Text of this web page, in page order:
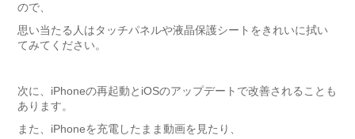
ので、
思い当たる人はタッチパネルや液晶保護シートをきれいに拭い
てみてください。
次に、iPhoneの再起動とiOSのアップデートで改善されることも
あります。
また、iPhoneを充電したまま動画を見たり、